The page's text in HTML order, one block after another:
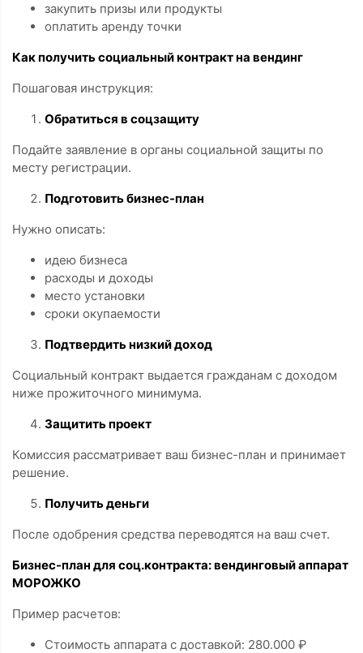
закупить призы или продукты
оплатить аренду точки
Как получить социальный контракт на вендинг
Пошаговая инструкция:
Обратиться в соцзащиту
Подайте заявление в органы социальной защиты по
месту регистрации.
Подготовить бизнес-план
Нужно описать:
идею бизнеса
расходы и доходы
место установки
сроки окупаемости
Подтвердить низкий доход
Социальный контракт выдается гражданам с доходом
ниже прожиточного минимума.
Защитить проект
Комиссия рассматривает ваш бизнес-план и принимает
решение.
Получить деньги
После одобрения средства переводятся на ваш счет.
Бизнес-план для соц.контракта: вендинговый аппарат
МОРОЖКО
Пример расчетов:
Стоимость аппарата с доставкой: 280.000 ₽